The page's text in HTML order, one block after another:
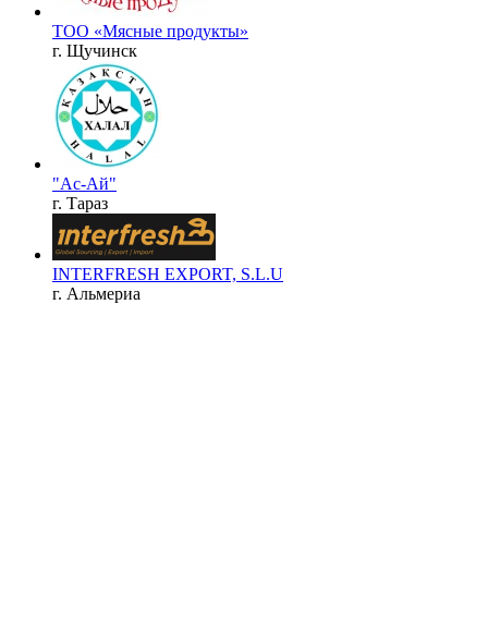
ТОО «Мясные продукты»
г. Щучинск
"Ас-Ай"
г. Тараз
INTERFRESH EXPORT, S.L.U
г. Альмериа